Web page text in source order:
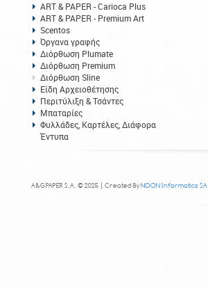
ART & PAPER - Carioca Plus
ART & PAPER - Premium Art
Scentos
Όργανα γραφής
Διόρθωση Plumate
Διόρθωση Premium
Διόρθωση Sline
Είδη Αρχειοθέτησης
Περιτύλιξη & Τσάντες
Μπαταρίες
Φυλλάδες, Καρτέλες, Διάφορα
Έντυπα
A&G PAPER S.A. © 2025 | Created ByNOON Informatics SA